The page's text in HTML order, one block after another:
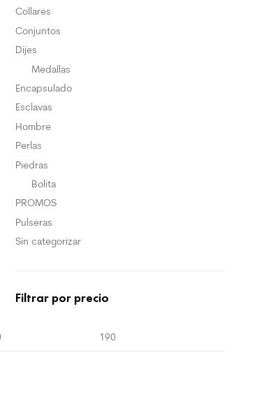
Collares
Conjuntos
Dijes
Medallas
Encapsulado
Esclavas
Hombre
Perlas
Piedras
Bolita
PROMOS
Pulseras
Sin categorizar
Filtrar por precio